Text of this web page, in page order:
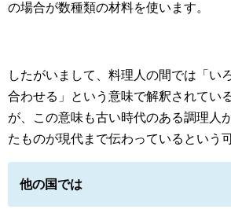
の場合が数種類の材料を使います。
したがいまして、料理人の間では「い
合わせる」という意味で解釈されてい
が、この意味も古い時代のある調理人
たものが現代まで伝わっているという
他の国では